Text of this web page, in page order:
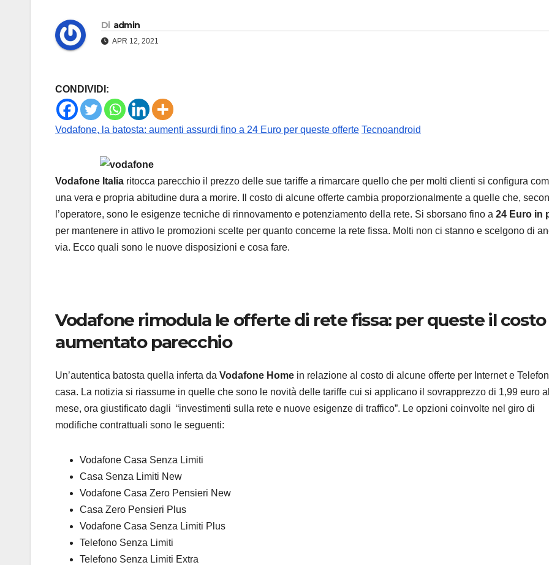
Di admin
APR 12, 2021
CONDIVIDI:
Vodafone, la batosta: aumenti assurdi fino a 24 Euro per queste offerte Tecnoandroid
Vodafone Italia ritocca parecchio il prezzo delle sue tariffe a rimarcare quello che per molti clienti si configura
una vera e propria abitudine dura a morire. Il costo di alcune offerte cambia proporzionalmente a quelle che,
l’operatore, sono le esigenze tecniche di rinnovamento e potenziamento della rete. Si sborsano fino a 24 Euro in
per mantenere in attivo le promozioni scelte per quanto concerne la rete fissa. Molti non ci stanno e scelgono di
via. Ecco quali sono le nuove disposizioni e cosa fare.
Vodafone rimodula le offerte di rete fissa: per queste il costo
aumentato parecchio
Un’autentica batosta quella inferta da Vodafone Home in relazione al costo di alcune offerte per Internet e
casa. La notizia si riassume in quelle che sono le novità delle tariffe cui si applicano il sovrapprezzo di 1,99 euro al
mese, ora giustificato dagli “investimenti sulla rete e nuove esigenze di traffico”. Le opzioni coinvolte nel giro di
modifiche contrattuali sono le seguenti:
Vodafone Casa Senza Limiti
Casa Senza Limiti New
Vodafone Casa Zero Pensieri New
Casa Zero Pensieri Plus
Vodafone Casa Senza Limiti Plus
Telefono Senza Limiti
Telefono Senza Limiti Extra
DJI
Pocket
6 AGOSTO